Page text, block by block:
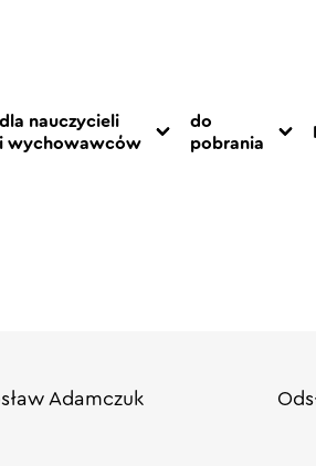
dla nauczycieli
i wychowawców
do
pobrania
Adamczuk